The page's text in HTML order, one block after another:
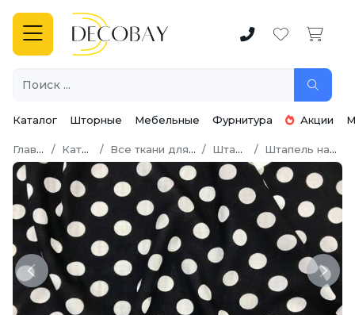
Каталог Шторные Мебельные Фурнитура Акции
Главная Каталог Все ткани для шитья Штапель Штапель набивной
Previous Next